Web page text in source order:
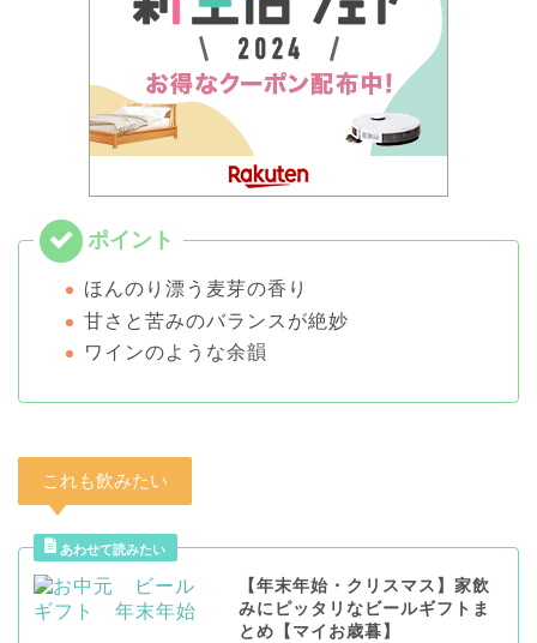
ほんのり漂う麦芽の香り
甘さと苦みのバランスが絶妙
ワインのような余韻
これも飲みたい
【年末年始・クリスマス】家飲
みにピッタリなビールギフトま
とめ【マイお歳暮】